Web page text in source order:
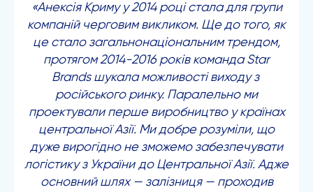
«Анексія Криму у 2014 році стала для групи
компаній черговим викликом. Ще до того, як
це стало загальнонаціональним трендом,
протягом 2014-2016 років командаStar
Brandsшукала можливості виходу з
російського ринку. Паралельно ми
проектували перше виробництво у країнах
центральної Азії. Ми добре розуміли, що
дуже вирогідно не зможемо забезпечувати
логістику з України до Центральної Азії. Адже
основний шлях — залізниця — проходив